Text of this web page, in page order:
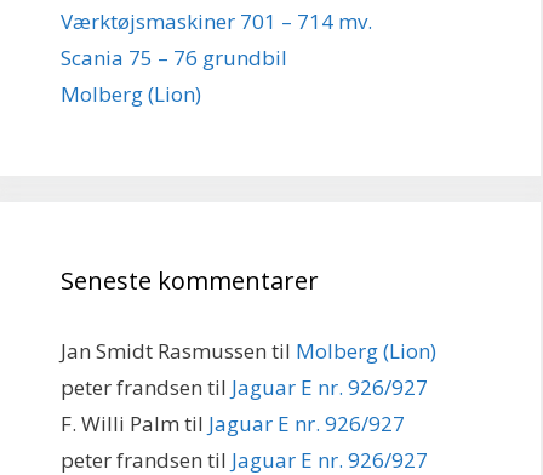
Værktøjsmaskiner 701 – 714 mv.
Scania 75 – 76 grundbil
Molberg (Lion)
Seneste kommentarer
Jan Smidt Rasmussen til Molberg (Lion)
peter frandsen til Jaguar E nr. 926/927
F. Willi Palm til Jaguar E nr. 926/927
peter frandsen til Jaguar E nr. 926/927